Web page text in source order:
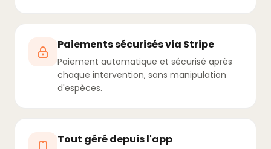
Paiements sécurisés via Stripe
Paiement automatique et sécurisé après
chaque intervention, sans manipulation
d'espèces.
Tout géré depuis l'app